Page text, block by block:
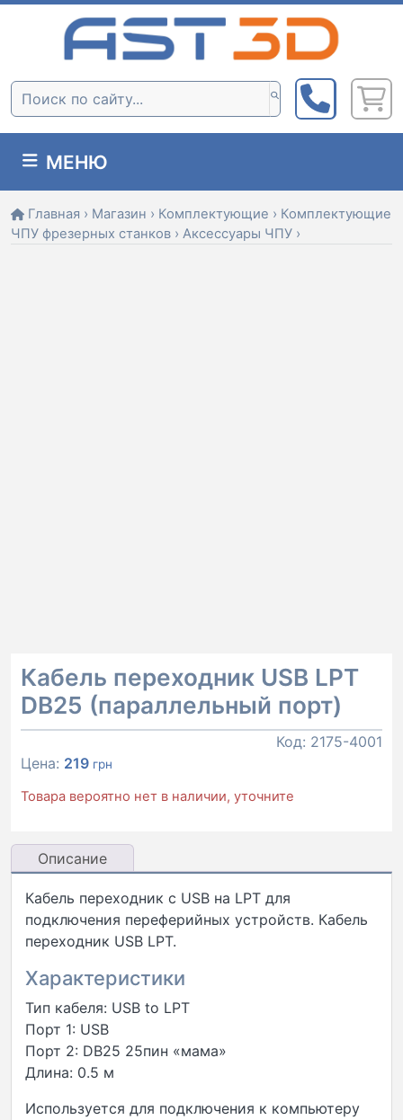
Skip
Поиск:
МЕНЮ
Главная › Магазин › Комплектующие › Комплектующие
ЧПУ фрезерных станков › Аксессуары ЧПУ ›
Кабель переходник USB LPT
DB25 (параллельный порт)
Код: 2175-4001
Цена: 219 грн
Товара вероятно нет в наличии, уточните
Описание
Кабель переходник с USB на LPT для
подключения переферийных устройств. Кабель
переходник USB LPT.
Характеристики
Тип кабеля: USB to LPT
Порт 1: USB
Порт 2: DB25 25пин «мама»
Длина: 0.5 м
Используется для подключения к компьютеру